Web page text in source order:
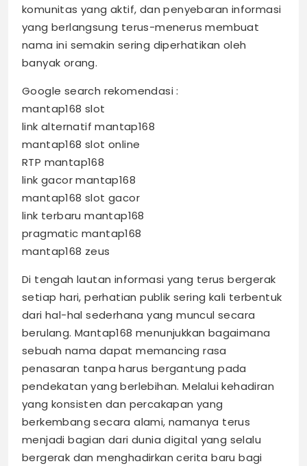
komunitas yang aktif, dan penyebaran informasi
yang berlangsung terus-menerus membuat
nama ini semakin sering diperhatikan oleh
banyak orang.
Google search rekomendasi :
mantap168 slot
link alternatif mantap168
mantap168 slot online
RTP mantap168
link gacor mantap168
mantap168 slot gacor
link terbaru mantap168
pragmatic mantap168
mantap168 zeus
Di tengah lautan informasi yang terus bergerak
setiap hari, perhatian publik sering kali terbentuk
dari hal-hal sederhana yang muncul secara
berulang. Mantap168 menunjukkan bagaimana
sebuah nama dapat memancing rasa
penasaran tanpa harus bergantung pada
pendekatan yang berlebihan. Melalui kehadiran
yang konsisten dan percakapan yang
berkembang secara alami, namanya terus
menjadi bagian dari dunia digital yang selalu
bergerak dan menghadirkan cerita baru bagi